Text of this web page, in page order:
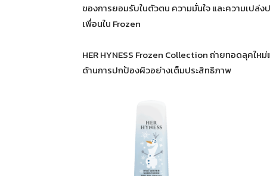
ของการยอมรับในตัวตน ความมั่นใจ และความเปล่
เพื่อนใน Frozen
HER HYNESS Frozen Collection ถ่ายทอดลุคใ
ด้านการปกป้องผิวอย่างเต็มประสิทธิภาพ